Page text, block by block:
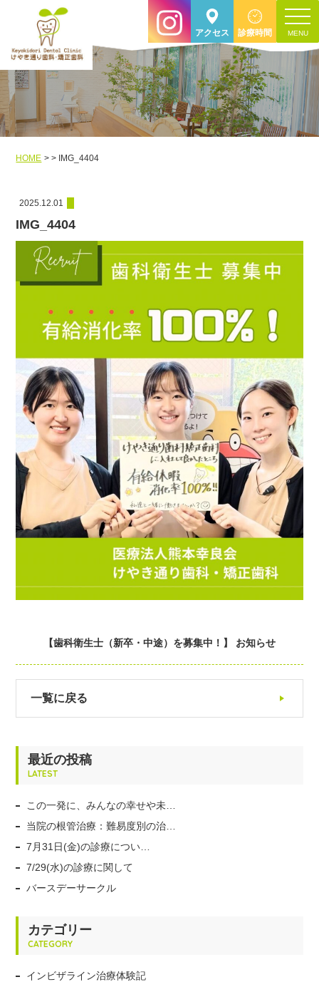
アクセス 診療時間
toggle
HOME IMG_4404
2025.12.01
IMG_4404
【歯科衛生士（新卒・中途）を募集中！】 お知らせ
一覧に戻る
最近の投稿
LATEST
この一発に、みんなの幸せや未…
当院の根管治療：難易度別の治…
7月31日(金)の診療につい…
7/29(水)の診療に関して
バースデーサークル
カテゴリー
CATEGORY
インビザライン治療体験記